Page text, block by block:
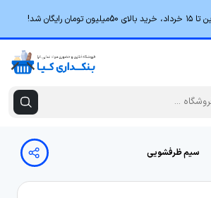
سیم ظرفشویی